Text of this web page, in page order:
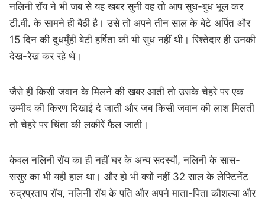
नलिनी रॉय ने भी जब से यह खबर सुनी वह तो आप सुध-बुध भूल कर
टी.वी. के सामने ही बैठी है। उसे तो अपने तीन साल के बेटे अर्पित और
15 दिन की दुधमुँही बेटी हर्षिता की भी सुध नहीं थी। रिश्तेदार ही उनकी
देख-रेख कर रहे थे।
जैसे ही किसी जवान के मिलने की खबर आती तो उसके चेहरे पर एक
उम्मीद की किरण दिखाई दे जाती और जब किसी जवान की लाश मिलती
तो चेहरे पर चिंता की लकीरें फैल जाती।
केवल नलिनी रॉय का ही नहीं घर के अन्य सदस्यों, नलिनी के सास-
ससुर का भी यही हाल था। और हो भी क्यों नहीं 32 साल के लेफ्टिनेंट
रुद्रप्रताप रॉय, नलिनी रॉय के पति और अपने माता-पिता कौशल्या और